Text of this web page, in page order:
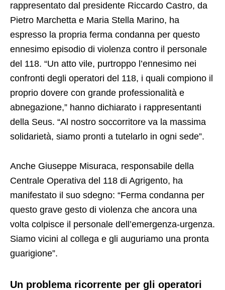
rappresentato dal presidente Riccardo Castro, da
Pietro Marchetta e Maria Stella Marino, ha
espresso la propria ferma condanna per questo
ennesimo episodio di violenza contro il personale
del 118. “Un atto vile, purtroppo l’ennesimo nei
confronti degli operatori del 118, i quali compiono il
proprio dovere con grande professionalità e
abnegazione,” hanno dichiarato i rappresentanti
della Seus. “Al nostro soccorritore va la massima
solidarietà, siamo pronti a tutelarlo in ogni sede”.
Anche Giuseppe Misuraca, responsabile della
Centrale Operativa del 118 di Agrigento, ha
manifestato il suo sdegno: “Ferma condanna per
questo grave gesto di violenza che ancora una
volta colpisce il personale dell’emergenza-urgenza.
Siamo vicini al collega e gli auguriamo una pronta
guarigione”.
Un problema ricorrente per gli operatori